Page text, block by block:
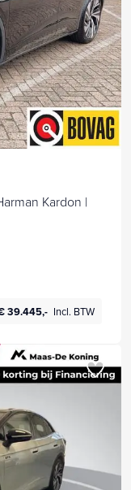
Kardon |
39.445,- Incl. BTW